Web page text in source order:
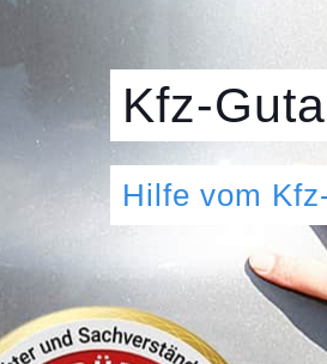
Kfz-
Hilfe vom